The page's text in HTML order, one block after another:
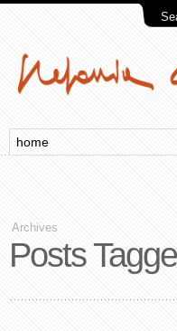
Archives
Posts